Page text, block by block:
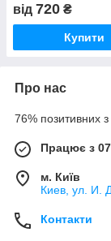
від 720 ₴
Купити
Про нас
76% позитивних з
Працює з
м. Київ
Киев, ул. И.
Контакти